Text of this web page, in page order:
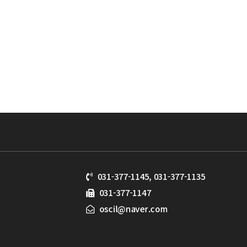
031-377-1145, 031-377-1135
031-377-1147
oscil@naver.com